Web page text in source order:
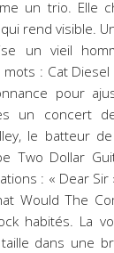
un trio. Elle
rend visible.
un vieil
: Cat Diesel
pour
un concert
le batteur
Two Dollar
: « Dear
Would The
habités. La
dans une